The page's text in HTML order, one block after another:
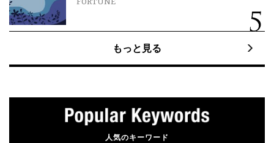
もっと見る
人気のキーワード